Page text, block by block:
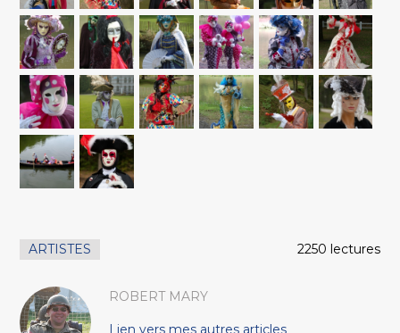
ARTISTES 2250 lectures
ROBERT MARY
Lien vers mes autres articles